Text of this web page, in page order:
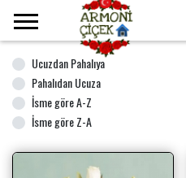
Anneye
Ucuzdan Pahalıya
Pahalıdan Ucuza
İsme göre A-Z
İsme göre Z-A